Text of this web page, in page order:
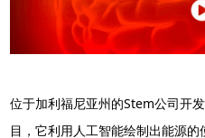
位于加利福尼亚州的Stem公司开
目，它利用人工智能绘制出能源